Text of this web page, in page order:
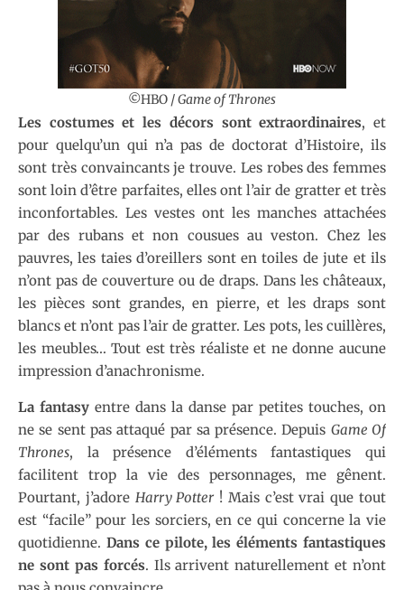
©HBO /Game of Thrones
Les costumes et les décors sont extraordinaires, et
pour quelqu’un qui n’a pas de doctorat d’Histoire, ils
sont très convaincants je trouve. Les robes des femmes
sont loin d’être parfaites, elles ont l’air de gratter et très
inconfortables. Les vestes ont les manches attachées
par des rubans et non cousues au veston. Chez les
pauvres, les taies d’oreillers sont en toiles de jute et ils
n’ont pas de couverture ou de draps. Dans les châteaux,
les pièces sont grandes, en pierre, et les draps sont
blancs et n’ont pas l’air de gratter. Les pots, les cuillères,
les meubles… Tout est très réaliste et ne donne aucune
impression d’anachronisme.
La fantasy entre dans la danse par petites touches, on
ne se sent pas attaqué par sa présence. Depuis Game Of
Thrones, la présence d’éléments fantastiques qui
facilitent trop la vie des personnages, me gênent.
Pourtant, j’adore Harry Potter ! Mais c’est vrai que tout
est “facile” pour les sorciers, en ce qui concerne la vie
quotidienne. Dans ce pilote, les éléments fantastiques
ne sont pas forcés. Ils arrivent naturellement et n’ont